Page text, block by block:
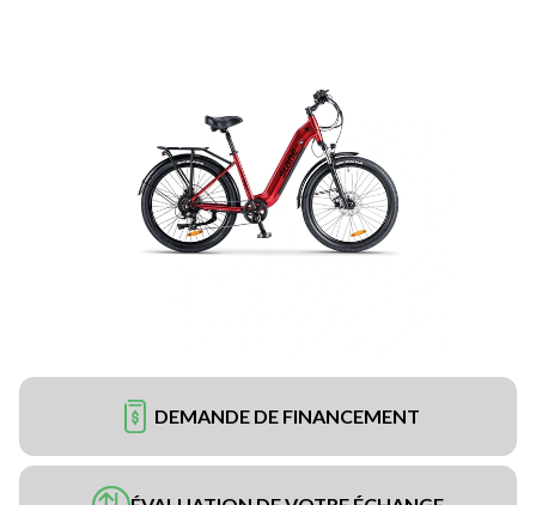
DEMANDE DE FINANCEMENT